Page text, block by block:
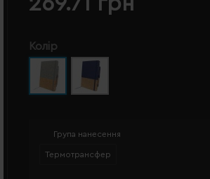
Колір
Група нанесення
Термотрансфер